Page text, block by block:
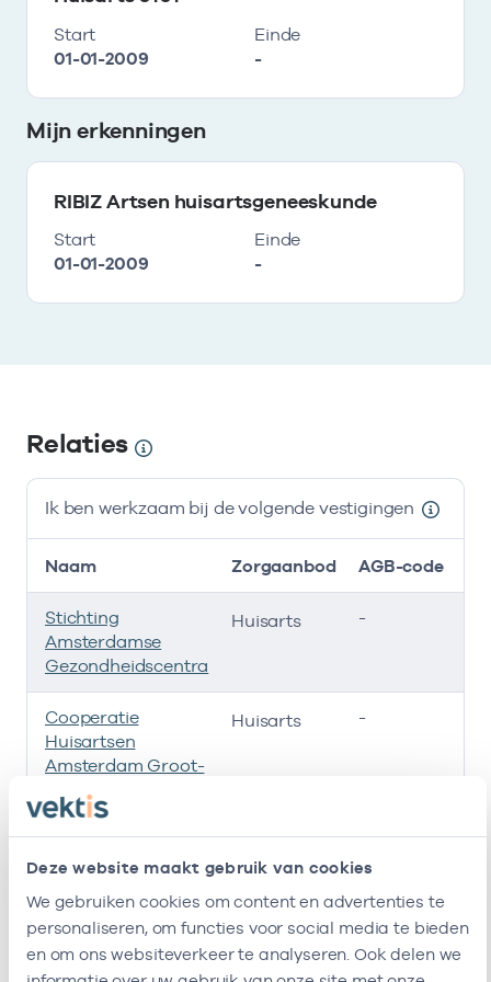
Deze website maakt gebruik van cookies
We gebruiken cookies om content en advertenties te
personaliseren, om functies voor social media te bieden
en om ons websiteverkeer te analyseren. Ook delen we
Start
01-01-2009
Einde
-
Mijn erkenningen
RIBIZ Artsen huisartsgeneeskunde
Start
01-01-2009
Einde
-
Relaties
Ik ben werkzaam bij de volgende vestigingen
Ik ben werkzaam bij de volgende vestigingen
Naam Zorgaanbod AGB-code
Stichting
Amsterdamse
Gezondheidscentra
Huisarts -
Cooperatie
Huisartsen
Amsterdam Groot-
Huisarts -
Stichting Gezzuid Huisarts -
Huisartsenpraktijk
Vrijheidslaan
Huisarts -